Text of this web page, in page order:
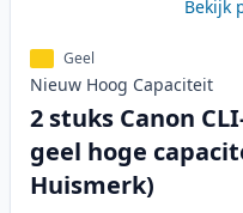
Bekijk
Geel
Nieuw Hoog Capaciteit
2 stuks Canon
geel hoge
Huismerk)